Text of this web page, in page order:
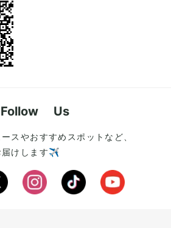
Follow Us
スやおすすめスポットなど、
届けします✈️